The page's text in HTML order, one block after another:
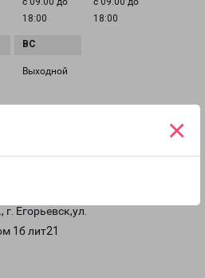
×
18:00
18:00
Выходной
Егорьевск,ул.
1б лит21